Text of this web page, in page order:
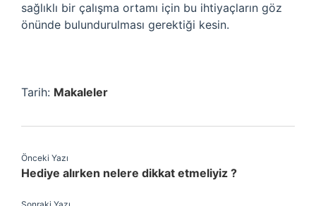
sağlıklı bir çalışma ortamı için bu ihtiyaçların göz
önünde bulundurulması gerektiği kesin.
Tarih: Makaleler
Önceki Yazı
Hediye alırken nelere dikkat etmeliyiz ?